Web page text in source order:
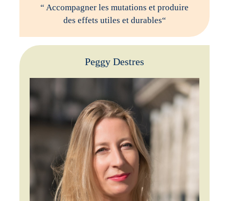
“ Accompagner les mutations et produire
des effets utiles et durables“
Peggy Destres